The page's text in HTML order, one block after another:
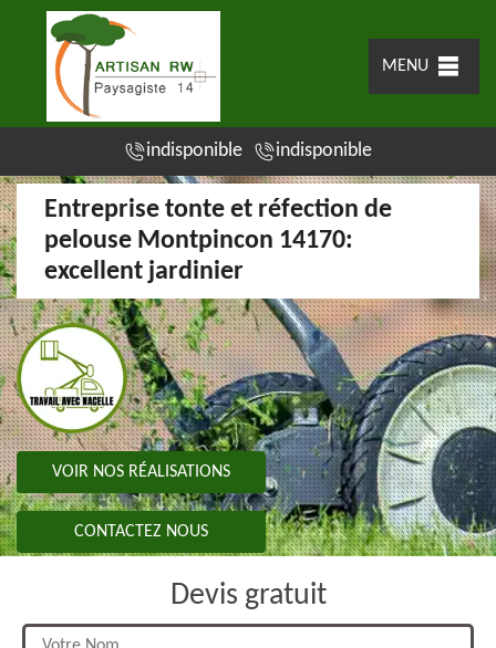
MENU
indisponible indisponible
Entreprise tonte et réfection de
pelouse Montpincon 14170:
excellent jardinier
VOIR NOS RÉALISATIONS
CONTACTEZ NOUS
Devis gratuit